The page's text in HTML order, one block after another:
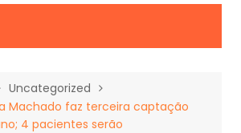
Uncategorized
Machado faz terceira captação
4 pacientes serão